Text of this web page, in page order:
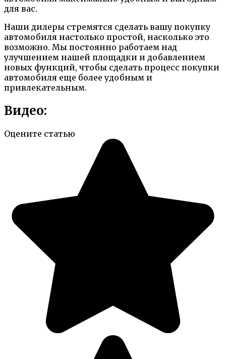
для вас.
Наши дилеры стремятся сделать вашу покупку
автомобиля настолько простой, насколько это
возможно. Мы постоянно работаем над
улучшением нашей площадки и добавлением
новых функций, чтобы сделать процесс покупки
автомобиля еще более удобным и
привлекательным.
Видео:
Оцените статью